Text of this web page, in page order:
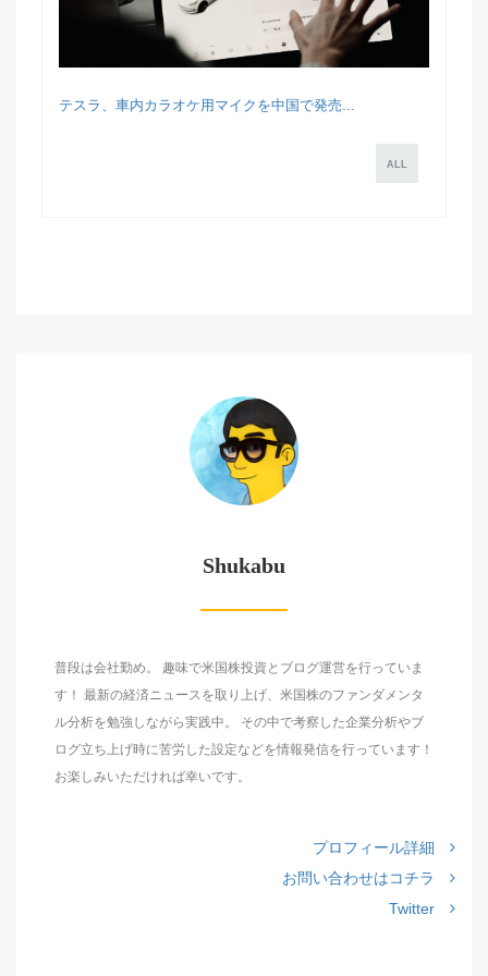
テスラ、車内カラオケ用マイクを中国で発売...
ALL
Shukabu
普段は会社勤め。 趣味で米国株投資とブログ運営を行っていま
す！ 最新の経済ニュースを取り上げ、米国株のファンダメンタ
ル分析を勉強しながら実践中。 その中で考察した企業分析やブ
ログ立ち上げ時に苦労した設定などを情報発信を行っています！
お楽しみいただければ幸いです。
プロフィール詳細
お問い合わせはコチラ
Twitter